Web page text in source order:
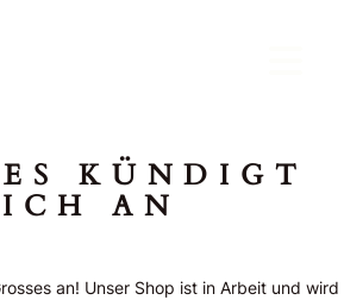
KÜNDIGT
AN
an! Unser Shop ist in Arbeit und wird